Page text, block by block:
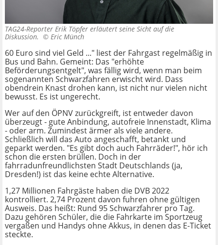
TAG24-Reporter Erik Töpfer erläutert seine Sicht auf die
Diskussion. © Eric Münch
60 Euro sind viel Geld ..." liest der Fahrgast regelmäßig in
Bus und Bahn. Gemeint: Das "erhöhte
Beförderungsentgelt", was fällig wird, wenn man beim
sogenannten Schwarzfahren erwischt wird. Dass
obendrein Knast drohen kann, ist nicht nur vielen nicht
bewusst. Es ist ungerecht.
Wer auf den ÖPNV zurückgreift, ist entweder davon
überzeugt - gute Anbindung, autofreie Innenstadt, Klima
- oder arm. Zumindest ärmer als viele andere.
Schließlich will das Auto angeschafft, betankt und
geparkt werden. "Es gibt doch auch Fahrräder!", hör ich
schon die ersten brüllen. Doch in der
fahrradunfreundlichsten Stadt Deutschlands (ja,
Dresden!) ist das keine echte Alternative.
1,27 Millionen Fahrgäste haben die DVB 2022
kontrolliert. 2,74 Prozent davon fuhren ohne gültigen
Ausweis. Das heißt: Rund 95 Schwarzfahrer pro Tag.
Dazu gehören Schüler, die die Fahrkarte im Sportzeug
vergaßen und Handys ohne Akkus, in denen das E-Ticket
steckte.